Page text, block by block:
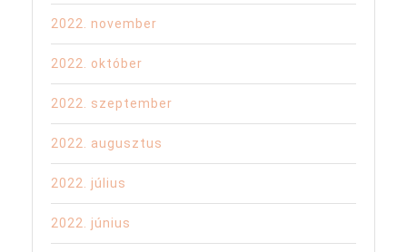
2022. november
2022. október
2022. szeptember
2022. augusztus
2022. július
2022. június